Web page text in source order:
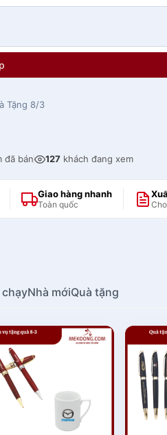
Tặng 8/3
đã bán 127 khách đang xem
Giao hàng nhanh
Toàn quốc
chạyNhà mớiQuà tặng